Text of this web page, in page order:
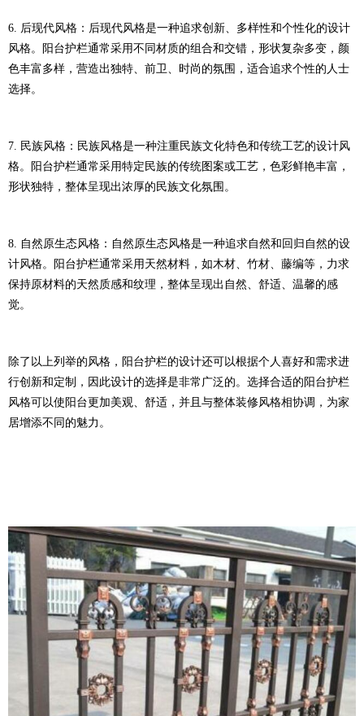
6. 后现代风格：后现代风格是一种追求创新、多样性和个性化的设计
风格。阳台护栏通常采用不同材质的组合和交错，形状复杂多变，颜
色丰富多样，营造出独特、前卫、时尚的氛围，适合追求个性的人士
选择。
7. 民族风格：民族风格是一种注重民族文化特色和传统工艺的设计风
格。阳台护栏通常采用特定民族的传统图案或工艺，色彩鲜艳丰富，
形状独特，整体呈现出浓厚的民族文化氛围。
8. 自然原生态风格：自然原生态风格是一种追求自然和回归自然的设
计风格。阳台护栏通常采用天然材料，如木材、竹材、藤编等，力求
保持原材料的天然质感和纹理，整体呈现出自然、舒适、温馨的感
觉。
除了以上列举的风格，阳台护栏的设计还可以根据个人喜好和需求进
行创新和定制，因此设计的选择是非常广泛的。选择合适的阳台护栏
风格可以使阳台更加美观、舒适，并且与整体装修风格相协调，为家
居增添不同的魅力。